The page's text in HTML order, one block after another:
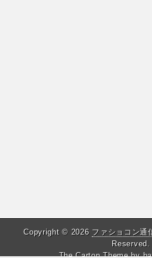
Copyright © 2026 ファショコン通
Reserved.
The Carton Theme by